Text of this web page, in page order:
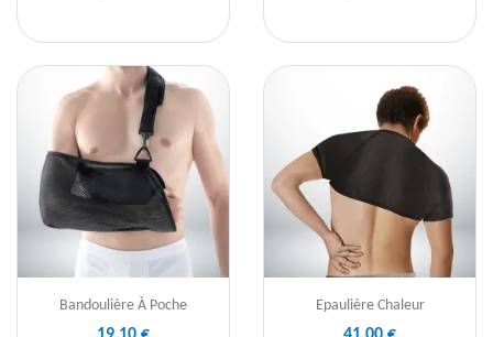
Bandoulière À Poche Epaulière Chaleur